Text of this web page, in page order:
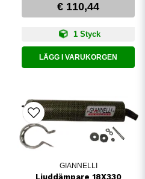
€ 110,44
1 Styck
LÄGG I VARUKORGEN
GIANNELLI
Ljuddämpare 18X330